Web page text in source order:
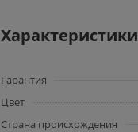
Характеристики
Гарантия
Цвет
Страна происхождения